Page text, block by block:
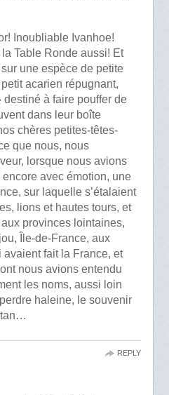
Inoubliable Ivanhoe!
Table Ronde aussi! Et
sur une espèce de petite
acarien répugnant,
à faire pouffer de
dans leur boîte
chères petites-têtes-
que nous, nous
lorsque nous avions
avec émotion, une
sur laquelle s’étalaient
lions et hautes tours, et
provinces lointaines,
Île-de-France, aux
fait la France, et
nous avions entendu
les noms, aussi loin
haleine, le souvenir
REPLY